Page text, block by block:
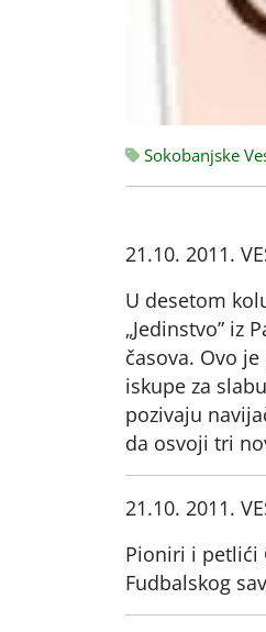
Sokobanjske
21.10. 2011.
U desetom
„Jedinstvo” iz
časova. Ovo
iskupe za
pozivaju
da osvoji tri
21.10. 2011.
Pioniri i petlići
Fudbalskog